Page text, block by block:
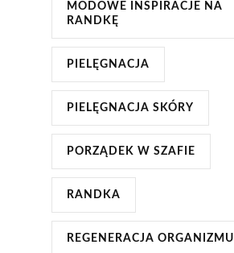
MODOWE INSPIRACJE NA
RANDKĘ
PIELĘGNACJA
PIELĘGNACJA SKÓRY
PORZĄDEK W SZAFIE
RANDKA
REGENERACJA ORGANIZMU